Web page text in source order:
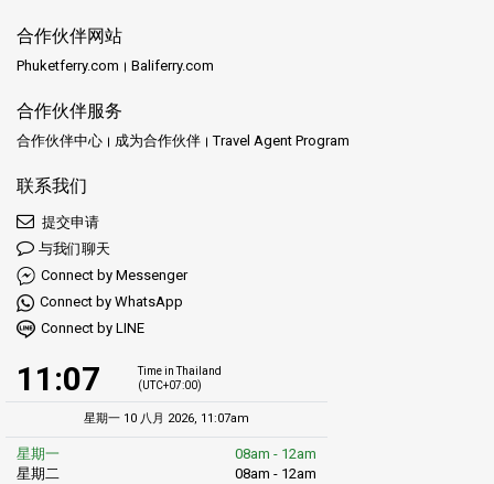
合作伙伴网站
Phuketferry.com Baliferry.com
合作伙伴服务
合作伙伴中心 成为合作伙伴 Travel Agent Program
联系我们
提交申请
与我们聊天
Connect by Messenger
Connect by WhatsApp
Connect by LINE
11:07
Time in Thailand
(UTC+07:00)
星期一 10 八月 2026, 11:07am
星期一
08am - 12am
星期二
08am - 12am